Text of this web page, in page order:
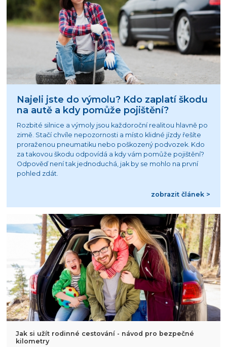
Najeli jste do výmolu? Kdo zaplatí škodu
na autě a kdy pomůže pojištění?
Rozbité silnice a výmoly jsou každoroční realitou hlavně po
zimě. Stačí chvíle nepozornosti a místo klidné jízdy řešíte
proraženou pneumatiku nebo poškozený podvozek. Kdo
za takovou škodu odpovídá a kdy vám pomůže pojištění?
Odpověď není tak jednoduchá, jak by se mohlo na první
pohled zdát.
zobrazit článek >
Jak si užít rodinné cestování - návod pro bezpečné
kilometry